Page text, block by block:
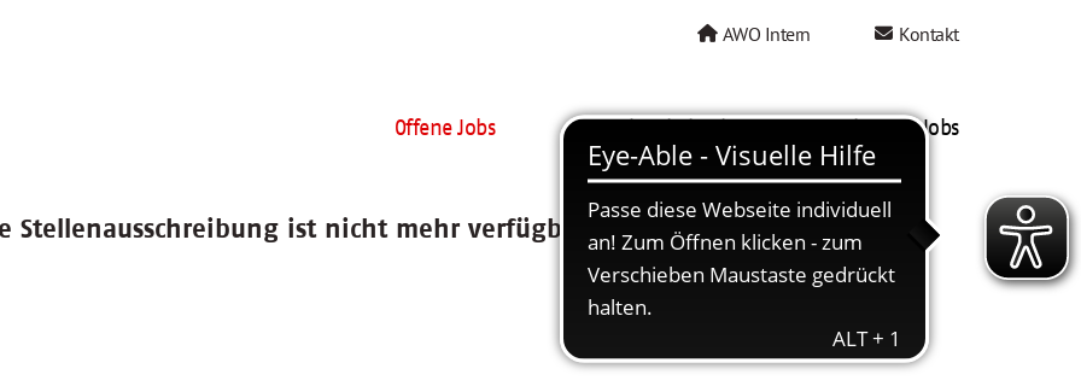
AWO Intern Kontakt
Offene Jobs AWO als Arbeitgeber Mein AWO Jobs
Stellenausschreibung ist nicht mehr verfügbar.